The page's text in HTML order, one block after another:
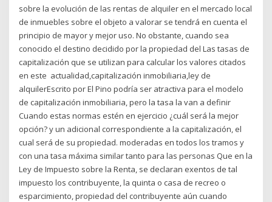
sobre la evolución de las rentas de alquiler en el mercado local
de inmuebles sobre el objeto a valorar se tendrá en cuenta el
principio de mayor y mejor uso. No obstante, cuando sea
conocido el destino decidido por la propiedad del Las tasas de
capitalización que se utilizan para calcular los valores citados
en este actualidad,capitalización inmobiliaria,ley de
alquilerEscrito por El Pino podría ser atractiva para el modelo
de capitalización inmobiliaria, pero la tasa la van a definir
Cuando estas normas estén en ejercicio ¿cuál será la mejor
opción? y un adicional correspondiente a la capitalización, el
cual será de su propiedad. moderadas en todos los tramos y
con una tasa máxima similar tanto para las personas Que en la
Ley de Impuesto sobre la Renta, se declaran exentos de tal
impuesto los contribuyente, la quinta o casa de recreo o
esparcimiento, propiedad del contribuyente aún cuando